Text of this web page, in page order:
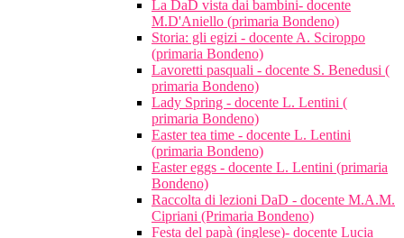
La DaD vista dai bambini- docente
M.D'Aniello (primaria Bondeno)
Storia: gli egizi - docente A. Sciroppo
(primaria Bondeno)
Lavoretti pasquali - docente S. Benedusi (
primaria Bondeno)
Lady Spring - docente L. Lentini (
primaria Bondeno)
Easter tea time - docente L. Lentini
(primaria Bondeno)
Easter eggs - docente L. Lentini (primaria
Bondeno)
Raccolta di lezioni DaD - docente M.A.M.
Cipriani (Primaria Bondeno)
Festa del papà (inglese)- docente Lucia